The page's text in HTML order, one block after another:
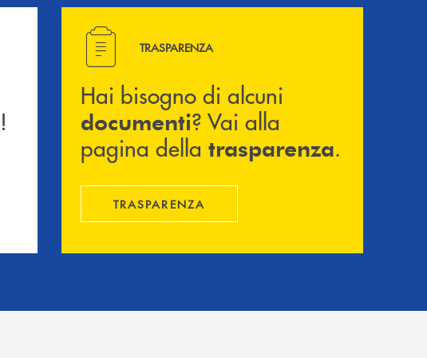
!
Hai bisogno di alcuni documenti ? Vai alla pagina della
TRASPARENZA
Hai bisogno di alcuni
documenti? Vai alla
pagina della trasparenza.
TRASPARENZA